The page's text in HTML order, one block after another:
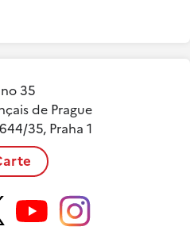
35
de Prague
35, Praha 1